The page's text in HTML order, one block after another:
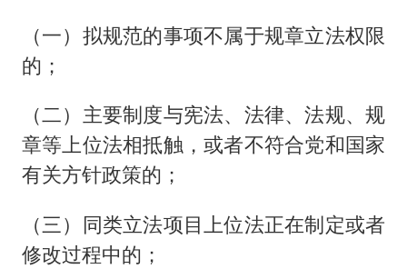
（一）拟规范的事项不属于规章立法权限
的；
（二）主要制度与宪法、法律、法规、规
章等上位法相抵触，或者不符合党和国家
有关方针政策的；
（三）同类立法项目上位法正在制定或者
修改过程中的；